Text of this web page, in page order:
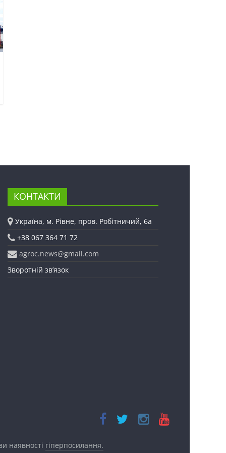
КОНТАКТИ
Україна, м. Рівне, пров. Робітничий, 6а
+38 067 364 71 72
agroc.news@gmail.com
Зворотній зв’язок
наявності гіперпосилання.